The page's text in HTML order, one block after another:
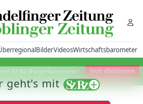
BilderVideosWirtschaftsbarometer
SZ/BZ-Bürgerbarometer! Jetzt abstimmen
geht's mit